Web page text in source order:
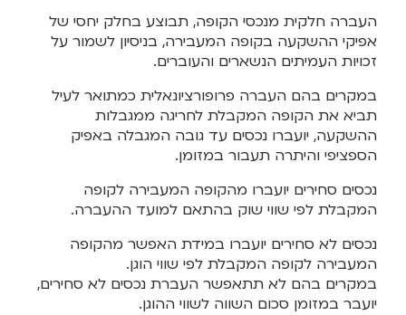
העברה חלקית מנכסי הקופה, תבוצע בחלק יחסי של
אפיקי ההשקעה בקופה המעבירה, בניסיון לשמור על
זכויות העמיתים הנשארים והעוברים.
במקרים בהם העברה פרופורציונאלית כמתואר לעיל
תביא את הקופה המקבלת לחריגה ממגבלות
ההשקעה, יועברו נכסים עד גובה המגבלה באפיק
הספציפי והיתרה תעבור במזומן.
נכסים סחירים יועברו מהקופה המעבירה לקופה
המקבלת לפי שווי שוק בהתאם למועד ההעברה.
נכסים לא סחירים יועברו במידת האפשר מהקופה
המעבירה לקופה המקבלת לפי שווי הוגן.
במקרים בהם לא תתאפשר העברת נכסים לא סחירים,
יועבר במזומן סכום השווה לשווי ההוגן.